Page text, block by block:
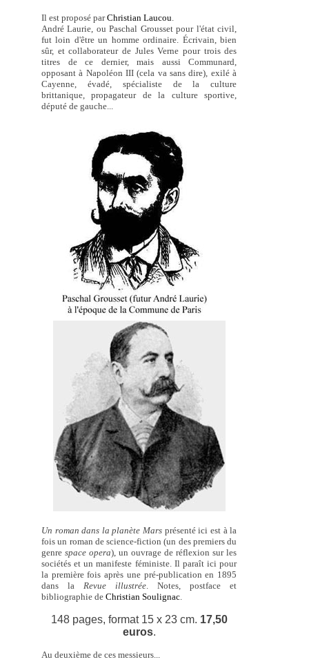
Il est proposé parChristian Laucou.
André Laurie, ou Paschal Grousset pour l'état civil,
fut loin d'être un homme ordinaire. Écrivain, bien
sûr, et collaborateur de Jules Verne pour trois des
titres de ce dernier, mais aussi Communard,
opposant à Napoléon III (cela va sans dire), exilé à
Cayenne, évadé, spécialiste de la culture
brittanique, propagateur de la culture sportive,
député de gauche...
Un roman dans la planète Mars présenté ici est à la
fois un roman de science-fiction (un des premiers du
genre space opera), un ouvrage de réflexion sur les
sociétés et un manifeste féministe. Il paraît ici pour
la première fois après une pré-publication en 1895
dans laRevue illustrée. Notes, postface et
bibliographie de Christian Soulignac.
148 pages, format 15 x 23 cm. 17,50
euros.
Au deuxième de ces messieurs...